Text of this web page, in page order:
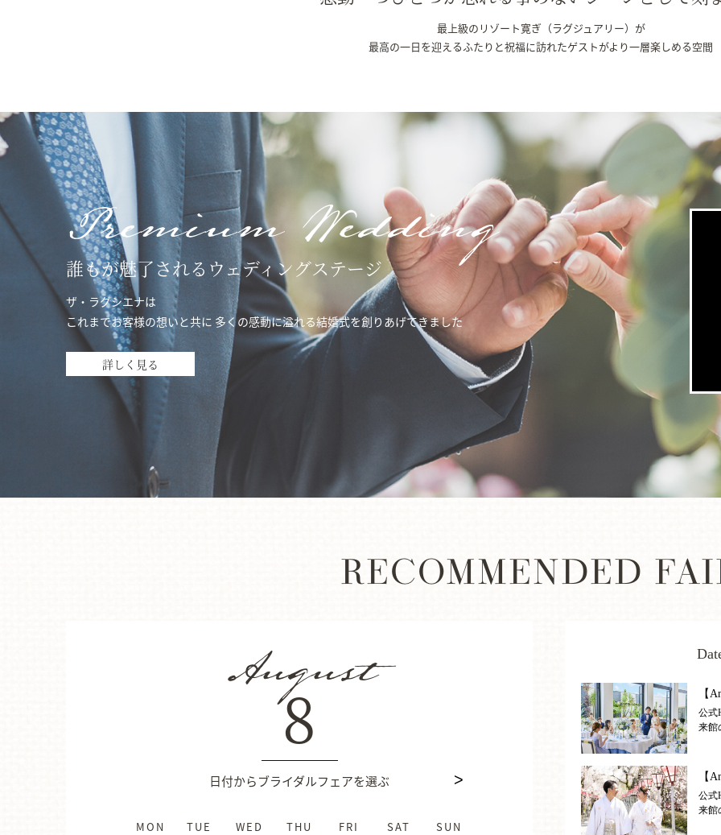
最上級のリゾート寛ぎ（ラグジュアリー）が
最高の一日を迎えるふたりと祝福に訪れたゲストがより一層楽しめる空間
Premium Wedding
誰もが魅了されるウェディングステージ
ザ・ラグシエナは
これまでお客様の想いと共に 多くの感動に溢れる結婚式を創りあげてきました
詳しく見る
RECOMMENDED
8
日付からブライダルフェアを選ぶ
MON TUE WED THU FRI SAT
SUN
MON TUE WED THU FRI SAT
SUN
MON TUE WED THU FRI SAT
SUN